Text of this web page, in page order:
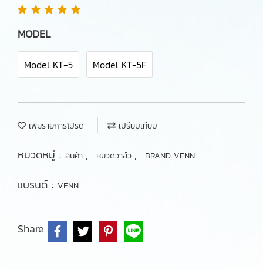
MODEL
Model KT-5 Model KT-5F
เพิ่มรายการโปรด เปรียบเทียบ
หมวดหมู่ : สินค้า , หมวดวาล์ว , BRAND VENN
แบรนด์ : VENN
Share